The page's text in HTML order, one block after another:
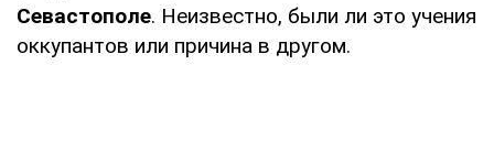
Севастополе. Неизвестно, были ли это учения
оккупантов или причина в другом.